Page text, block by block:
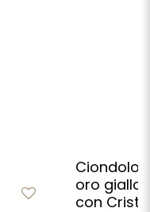
Ciondolo
oro giallo
con Cristo